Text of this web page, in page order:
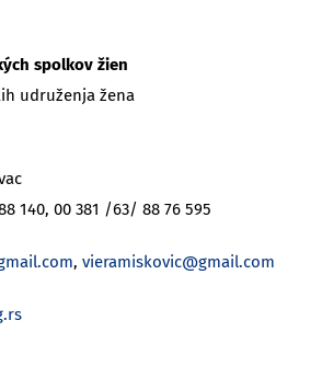
spolkov žien
udruženja žena
140, 00 381 /63/ 88 76 595
, vieramiskovic@gmail.com